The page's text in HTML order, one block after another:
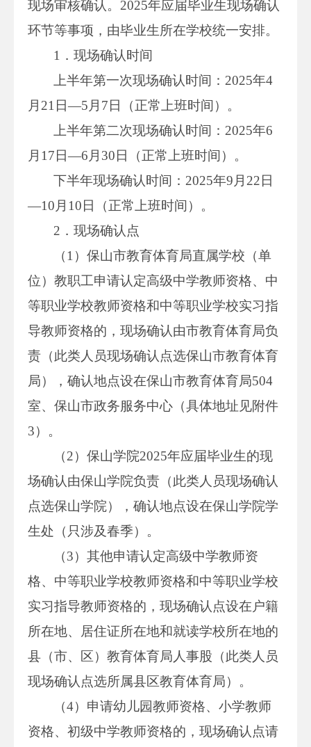
现场审核确认。2025年应届毕业生现场确认
环节等事项，由毕业生所在学校统一安排。
1．现场确认时间
上半年第一次现场确认时间：2025年4
月21日—5月7日（正常上班时间）。
上半年第二次现场确认时间：2025年6
月17日—6月30日（正常上班时间）。
下半年现场确认时间：2025年9月22日
—10月10日（正常上班时间）。
2．现场确认点
（1）保山市教育体育局直属学校（单
位）教职工申请认定高级中学教师资格、中
等职业学校教师资格和中等职业学校实习指
导教师资格的，现场确认由市教育体育局负
责（此类人员现场确认点选保山市教育体育
局），确认地点设在保山市教育体育局504
室、保山市政务服务中心（具体地址见附件
3）。
（2）保山学院2025年应届毕业生的现
场确认由保山学院负责（此类人员现场确认
点选保山学院），确认地点设在保山学院学
生处（只涉及春季）。
（3）其他申请认定高级中学教师资
格、中等职业学校教师资格和中等职业学校
实习指导教师资格的，现场确认点设在户籍
所在地、居住证所在地和就读学校所在地的
县（市、区）教育体育局人事股（此类人员
现场确认点选所属县区教育体育局）。
（4）申请幼儿园教师资格、小学教师
资格、初级中学教师资格的，现场确认点请